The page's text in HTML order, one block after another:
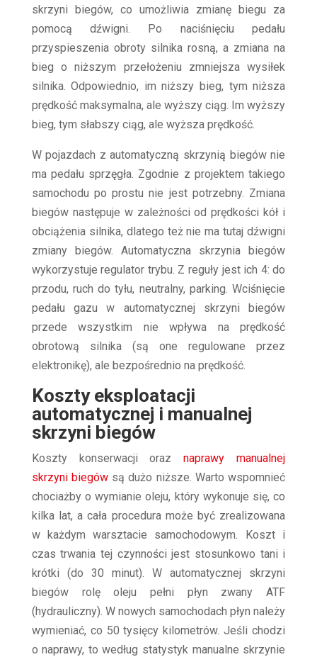
skrzyni biegów, co umożliwia zmianę biegu za
pomocą dźwigni. Po naciśnięciu pedału
przyspieszenia obroty silnika rosną, a zmiana na
bieg o niższym przełożeniu zmniejsza wysiłek
silnika. Odpowiednio, im niższy bieg, tym niższa
prędkość maksymalna, ale wyższy ciąg. Im wyższy
bieg, tym słabszy ciąg, ale wyższa prędkość.
W pojazdach z automatyczną skrzynią biegów nie
ma pedału sprzęgła. Zgodnie z projektem takiego
samochodu po prostu nie jest potrzebny. Zmiana
biegów następuje w zależności od prędkości kół i
obciążenia silnika, dlatego też nie ma tutaj dźwigni
zmiany biegów. Automatyczna skrzynia biegów
wykorzystuje regulator trybu. Z reguły jest ich 4: do
przodu, ruch do tyłu, neutralny, parking. Wciśnięcie
pedału gazu w automatycznej skrzyni biegów
przede wszystkim nie wpływa na prędkość
obrotową silnika (są one regulowane przez
elektronikę), ale bezpośrednio na prędkość.
Koszty eksploatacji
automatycznej i manualnej
skrzyni biegów
Koszty konserwacji oraznaprawy manualnej
skrzyni biegów są dużo niższe. Warto wspomnieć
chociażby o wymianie oleju, który wykonuje się, co
kilka lat, a cała procedura może być zrealizowana
w każdym warsztacie samochodowym. Koszt i
czas trwania tej czynności jest stosunkowo tani i
krótki (do 30 minut). W automatycznej skrzyni
biegów rolę oleju pełni płyn zwany ATF
(hydrauliczny). W nowych samochodach płyn należy
wymieniać, co 50 tysięcy kilometrów. Jeśli chodzi
o naprawy, to według statystyk manualne skrzynie